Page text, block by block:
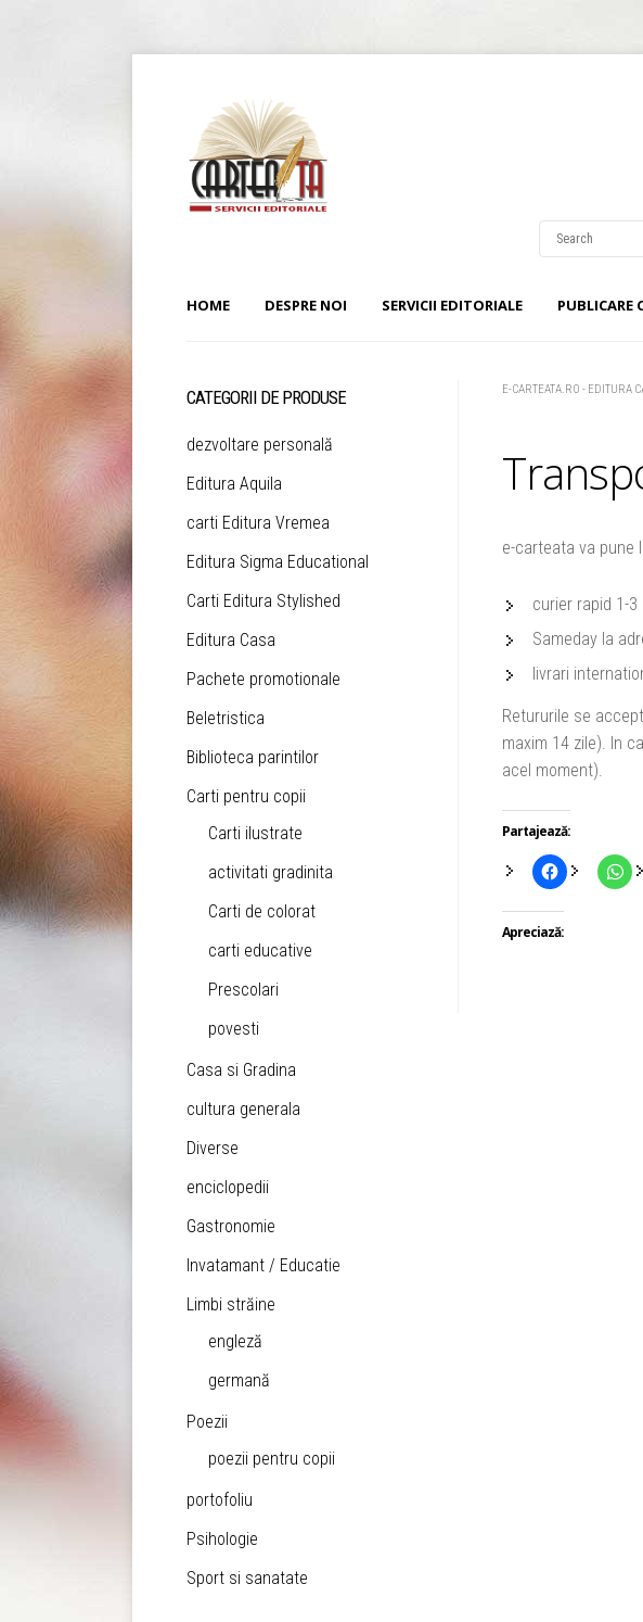
HOME DESPRE NOI SERVICII EDITORIALE PUBLICARE
E-CARTEATA.RO - EDITURA
e-carteata va pune
curier rapid 1-3
Sameday la
livrari
Retururile se
maxim 14 zile). In
acel moment).
Partajează:
Apreciază:
CATEGORII DE PRODUSE
dezvoltare personală
Editura Aquila
carti Editura Vremea
Editura Sigma Educational
Carti Editura Stylished
Editura Casa
Pachete promotionale
Beletristica
Biblioteca parintilor
Carti pentru copii
Carti ilustrate
activitati gradinita
Carti de colorat
carti educative
Prescolari
povesti
Casa si Gradina
cultura generala
Diverse
enciclopedii
Gastronomie
Invatamant / Educatie
Limbi străine
engleză
germană
Poezii
poezii pentru copii
portofoliu
Psihologie
Sport si sanatate
Password